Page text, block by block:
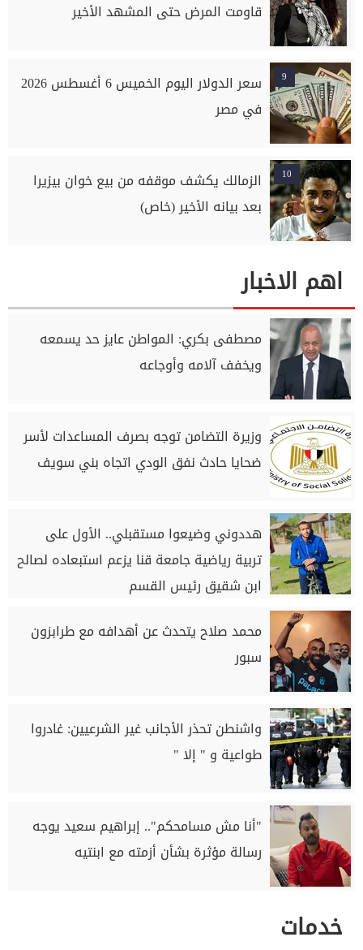
قاومت المرض حتى المشهد الأخير
9
سعر الدولار اليوم الخميس 6 أغسطس 2026
في مصر
10
الزمالك يكشف موقفه من بيع خوان بيزيرا
بعد بيانه الأخير (خاص)
اهم الاخبار
مصطفى بكري: المواطن عايز حد يسمعه
ويخفف آلامه وأوجاعه
وزيرة التضامن توجه بصرف المساعدات لأسر
ضحايا حادث نفق الودي اتجاه بني سويف
هددوني وضيعوا مستقبلي.. الأول على
تربية رياضية جامعة قنا يزعم استبعاده لصالح
ابن شقيق رئيس القسم
محمد صلاح يتحدث عن أهدافه مع طرابزون
سبور
واشنطن تحذر الأجانب غير الشرعيين: غادروا
طواعية و " إلا "
"أنا مش مسامحكم".. إبراهيم سعيد يوجه
رسالة مؤثرة بشأن أزمته مع ابنتيه
خدمات